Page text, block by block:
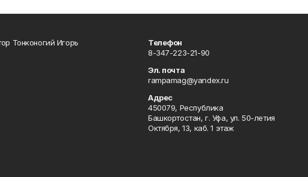
Тонконогий Игорь
Телефон
8-347-223-21-90
Эл. почта
rampamag@yandex.ru
Адрес
450079, Республика
Башкортостан, г. Уфа, ул. 50-летия
Октября, 13, каб. 1 этаж